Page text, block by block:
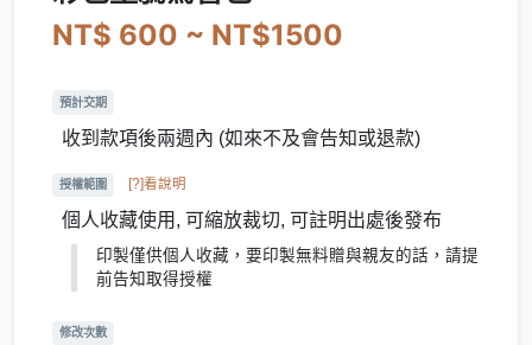
NT$ 600 ~ NT$1500
預計交期
收到款項後兩週內 (如來不及會告知或退款)
授權範圍 [?]看說明
個人收藏使用, 可縮放裁切, 可註明出處後發布
印製僅供個人收藏，要印製無料贈與親友的話，請提
前告知取得授權
修改次數